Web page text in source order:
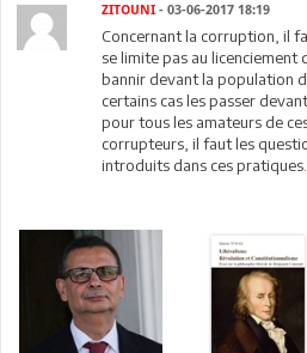
ZITOUNI - 03-06-2017 18:19
Concernant la corruption, il
se limite pas au licenciement
bannir devant la population
certains cas les passer
pour tous les amateurs de
corrupteurs, il faut les
introduits dans ces pratiques.